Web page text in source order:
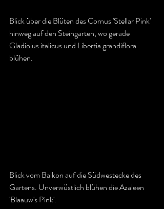
Blick über die Blüten des Cornus 'Stellar Pink'
hinweg auf den Steingarten, wo gerade
Gladiolus italicus und Libertia grandiflora
blühen.
Blick vom Balkon auf die Südwestecke des
Gartens. Unverwüstlich blühen die Azaleen
'Blaauw's Pink'.